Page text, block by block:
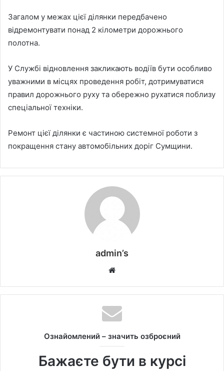
Загалом у межах цієї ділянки передбачено
відремонтувати понад 2 кілометри дорожнього
полотна.
У Службі відновлення закликають водіїв бути особливо
уважними в місцях проведення робіт, дотримуватися
правил дорожнього руху та обережно рухатися поблизу
спеціальної техніки.
Ремонт цієї ділянки є частиною системної роботи з
покращення стану автомобільних доріг Сумщини.
admin’s
b
s
i
e
Ознайомлений – значить озброєний
Бажаєте бути в курсі